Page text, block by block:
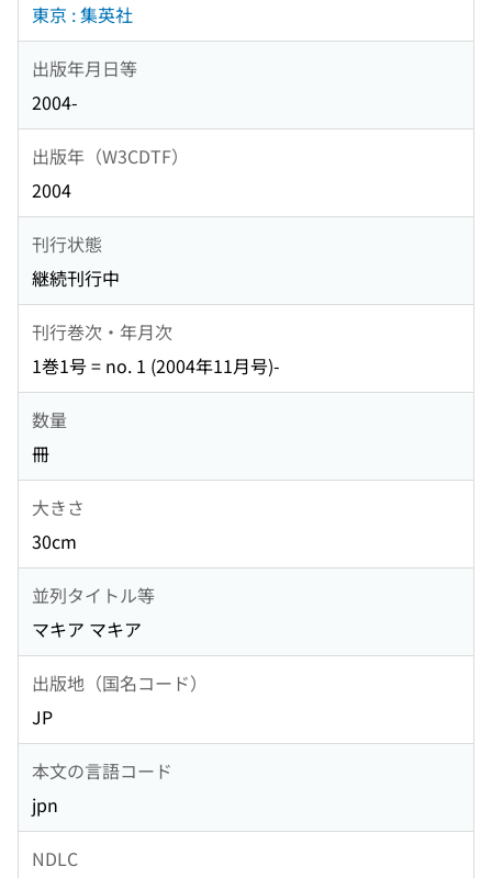
東京 : 集英社
出版年月日等
2004-
出版年（W3CDTF）
2004
刊行状態
継続刊行中
刊行巻次・年月次
1巻1号 = no. 1 (2004年11月号)-
数量
冊
大きさ
30cm
並列タイトル等
マキア マキア
出版地（国名コード）
JP
本文の言語コード
jpn
NDLC